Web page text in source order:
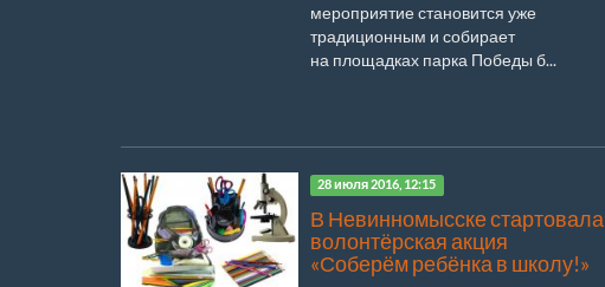
мероприятие становится уже
традиционным и собирает
на площадках парка Победы б...
28 июля 2016, 12:15
В Невинномысске стартовала
волонтёрская акция
«Соберём ребёнка в школу!»